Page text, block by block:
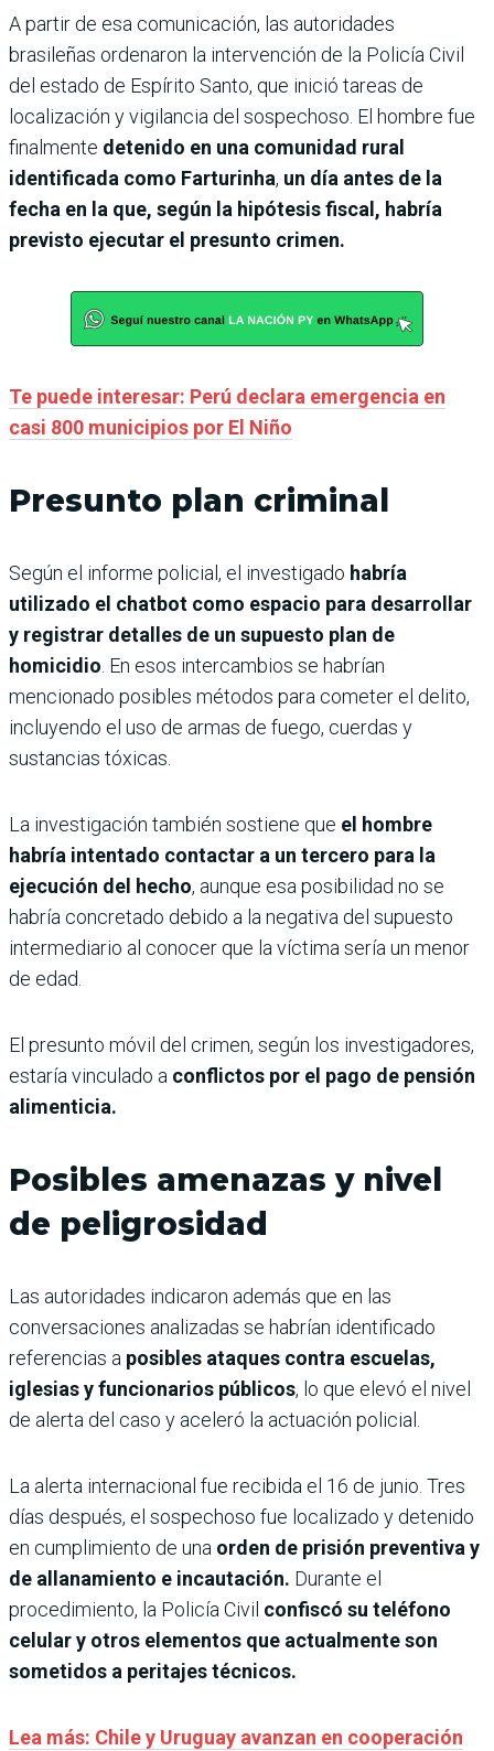
A partir de esa comunicación, las autoridades
brasileñas ordenaron la intervención de la Policía Civil
del estado de Espírito Santo, que inició tareas de
localización y vigilancia del sospechoso. El hombre fue
finalmente detenido en una comunidad rural
identificada como Farturinha, un día antes de la
fecha en la que, según la hipótesis fiscal, habría
previsto ejecutar el presunto crimen.
Te puede interesar: Perú declara emergencia en
casi 800 municipios por El Niño
Presunto plan criminal
Según el informe policial, el investigado habría
utilizado el chatbot como espacio para desarrollar
y registrar detalles de un supuesto plan de
homicidio. En esos intercambios se habrían
mencionado posibles métodos para cometer el delito,
incluyendo el uso de armas de fuego, cuerdas y
sustancias tóxicas.
La investigación también sostiene que el hombre
habría intentado contactar a un tercero para la
ejecución del hecho, aunque esa posibilidad no se
habría concretado debido a la negativa del supuesto
intermediario al conocer que la víctima sería un menor
de edad.
El presunto móvil del crimen, según los investigadores,
estaría vinculado a conflictos por el pago de pensión
alimenticia.
Posibles amenazas y nivel
de peligrosidad
Las autoridades indicaron además que en las
conversaciones analizadas se habrían identificado
referencias a posibles ataques contra escuelas,
iglesias y funcionarios públicos, lo que elevó el nivel
de alerta del caso y aceleró la actuación policial.
La alerta internacional fue recibida el 16 de junio. Tres
días después, el sospechoso fue localizado y detenido
en cumplimiento de una orden de prisión preventiva y
de allanamiento e incautación. Durante el
procedimiento, la Policía Civil confiscó su teléfono
celular y otros elementos que actualmente son
sometidos a peritajes técnicos.
Lea más: Chile y Uruguay avanzan en cooperación